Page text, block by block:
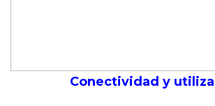
Conectividad y